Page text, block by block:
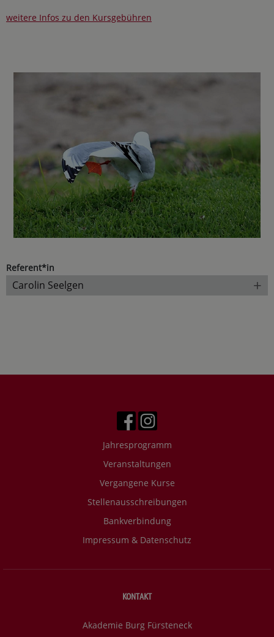
weitere Infos zu den Kursgebühren
Referent*in
Carolin Seelgen +
Jahresprogramm
Veranstaltungen
Vergangene Kurse
Stellenausschreibungen
Bankverbindung
Impressum & Datenschutz
KONTAKT
Akademie Burg Fürsteneck